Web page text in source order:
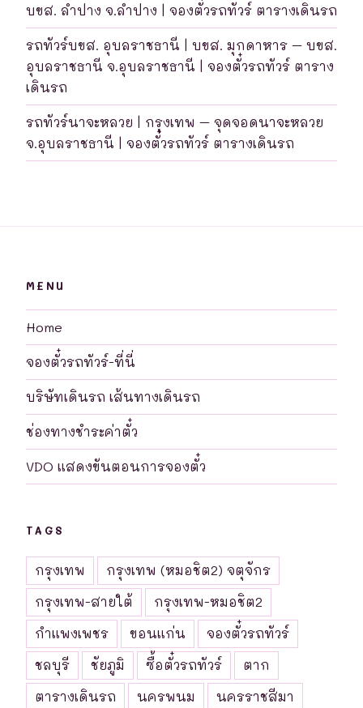
บขส. ลำปาง จ.ลำปาง | จองตั๋วรถทัวร์ ตารางเดินรถ
รถทัวร์บขส. อุบลราชธานี | บขส. มุกดาหาร – บขส.
อุบลราชธานี จ.อุบลราชธานี | จองตั๋วรถทัวร์ ตาราง
เดินรถ
รถทัวร์นาจะหลวย | กรุงเทพ – จุดจอดนาจะหลวย
จ.อุบลราชธานี | จองตั๋วรถทัวร์ ตารางเดินรถ
MENU
Home
จองตั๋วรถทัวร์-ที่นี่
บริษัทเดินรถ เส้นทางเดินรถ
ช่องทางชำระค่าตั๋ว
VDO แสดงขันตอนการจองตั๋ว
TAGS
กรุงเทพ
กรุงเทพ (หมอชิต2) จตุจักร
กรุงเทพ-สายใต้
กรุงเทพ-หมอชิต2
กำแพงเพชร
ขอนแก่น
จองตั๋วรถทัวร์
ชลบุรี
ชัยภูมิ ซื้อตั๋วรถทัวร์
ตาก
ตารางเดินรถ
นครพนม
นครราชสีมา